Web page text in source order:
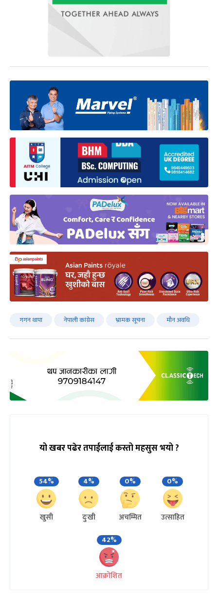
गगन थापा नेपाली कांग्रेस भ्रामक सूचना मौन अवधि
यो खबर पढेर तपाईलाई कस्तो महसुस भयो ?
54%
खुसी
4%
दुःखी
0%
अचम्मित
0%
उत्साहित
42%
आक्रोशित